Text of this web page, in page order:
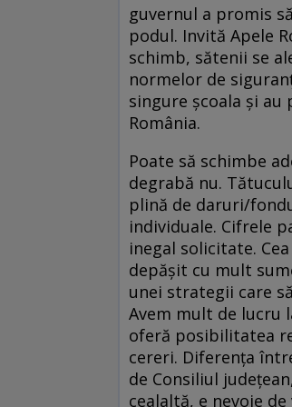
guvernul a promis
podul. Invită Apele
schimb, sătenii se
normelor de
singure şcoala şi
România.
Poate să schimbe
degrabă nu.
plină de daruri/
individuale. Cifrele
inegal solicitate.
depăşit cu mult
unei strategii care
Avem mult de lucru
oferă posibilitatea
cereri. Diferenţa
de Consiliul
cealaltă, e nevoie